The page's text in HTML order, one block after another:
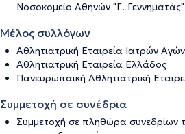
Νοσοκομείο Αθηνών "Γ. Γεννηματάς"
Μέλος συλλόγων
Αθλητιατρική Εταιρεία Ιατρών
Αθλητιατρική Εταιρεία Ελλάδος
Πανευρωπαϊκή Αθλητιατρική
Συμμετοχή σε συνέδρια
Συμμετοχή σε πληθώρα συνεδρίων